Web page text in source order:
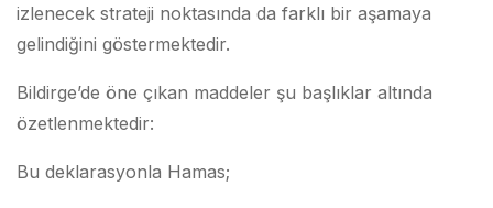
izlenecek strateji noktasında da farklı bir aşamaya
gelindiğini göstermektedir.
Bildirge’de öne çıkan maddeler şu başlıklar altında
özetlenmektedir:
Bu deklarasyonla Hamas;